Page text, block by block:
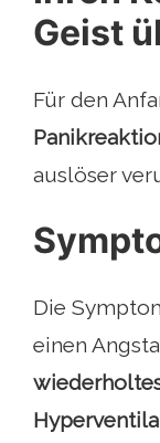
Geist
Für den
auslöser
Die
einen